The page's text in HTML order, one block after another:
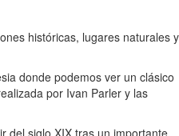
históricas, lugares naturales y
donde podemos ver un clásico
por Ivan Parler y las
del siglo XIX tras un importante